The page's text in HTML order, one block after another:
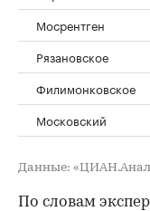
Мосрентген
Рязановское
Филимонковское
Московский
Данные:
По словам